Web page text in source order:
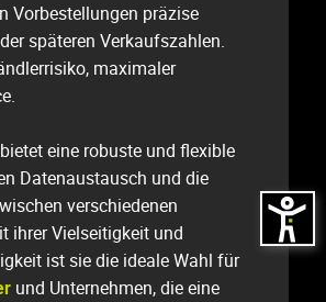
Vorbestellungen präzise
späteren Verkaufszahlen.
maximaler
eine robuste und flexible
Datenaustausch und die
verschiedenen
ihrer Vielseitigkeit und
ist sie die ideale Wahl für
und Unternehmen, die eine